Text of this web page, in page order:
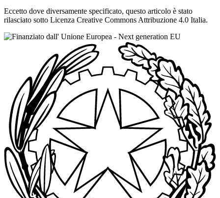
Eccetto dove diversamente specificato, questo articolo è stato
rilasciato sotto Licenza Creative Commons Attribuzione 4.0 Italia.